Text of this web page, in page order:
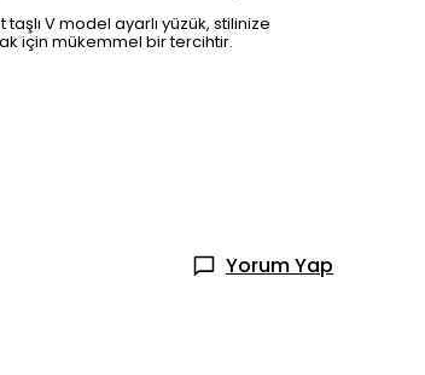
V model ayarlı yüzük, stilinize
için mükemmel bir tercihtir.
Yorum Yap